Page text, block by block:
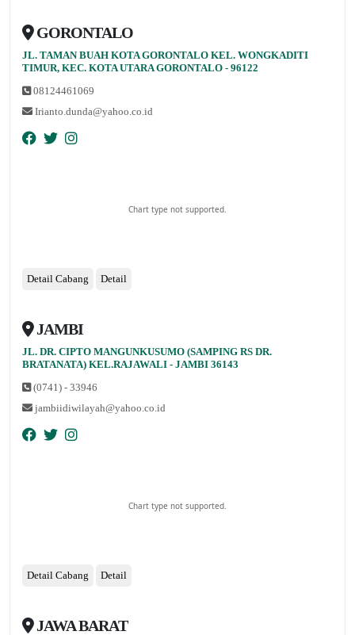
GORONTALO
JL. TAMAN BUAH KOTA GORONTALO KEL. WONGKADITI
TIMUR, KEC. KOTA UTARA GORONTALO - 96122
08124461069
Irianto.dunda@yahoo.co.id
Chart type not supported.
Detail Cabang Detail
JAMBI
JL. DR. CIPTO MANGUNKUSUMO (SAMPING RS DR.
BRATANATA) KEL.RAJAWALI - JAMBI 36143
(0741) - 33946
jambiidiwilayah@yahoo.co.id
Chart type not supported.
Detail Cabang Detail
JAWA BARAT